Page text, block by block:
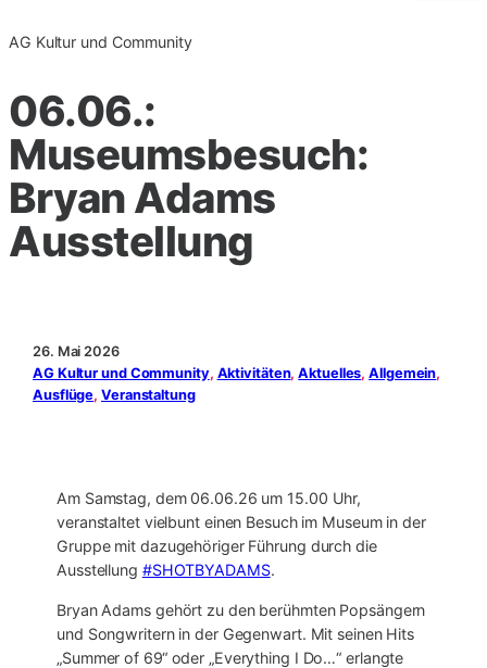
AG Kultur und Community
06.06.:
Museumsbesuch:
Bryan Adams
Ausstellung
26. Mai 2026
AG Kultur und Community, Aktivitäten, Aktuelles, Allgemein
Ausflüge, Veranstaltung
Am Samstag, dem 06.06.26 um 15.00 Uhr,
veranstaltet vielbunt einen Besuch im Museum in der
Gruppe mit dazugehöriger Führung durch die
Ausstellung #SHOTBYADAMS.
Bryan Adams gehört zu den berühmten Popsängern
und Songwritern in der Gegenwart. Mit seinen Hits
„Summer of 69“ oder „Everything I Do…“ erlangte